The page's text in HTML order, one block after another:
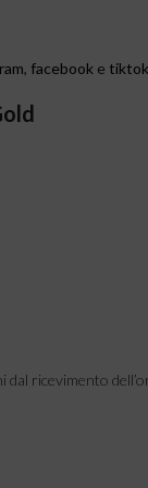
, facebook e tiktok
ricevimento